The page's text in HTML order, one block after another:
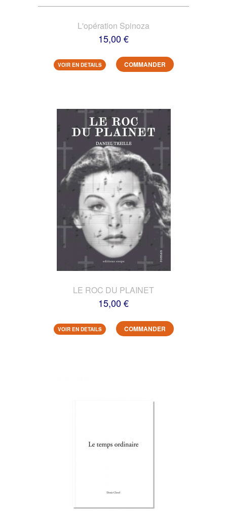
L'opération Spinoza
15,00 €
VOIR EN DETAILS COMMANDER
LE ROC DU PLAINET
15,00 €
VOIR EN DETAILS COMMANDER